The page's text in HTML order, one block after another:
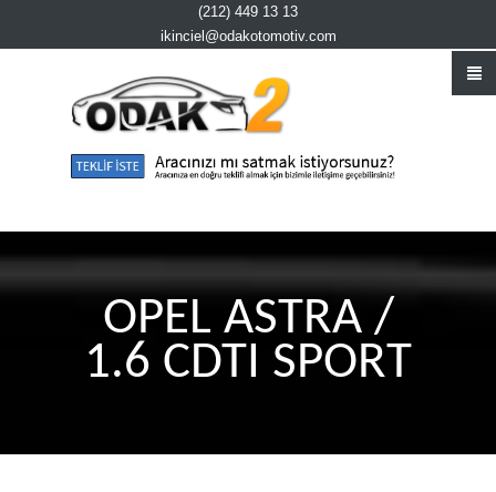
(212) 449 13 13
ikinciel@odakotomotiv.com
OPEL ASTRA /
1.6 CDTI SPORT